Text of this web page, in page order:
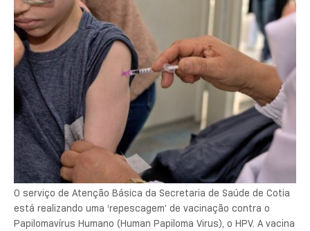
O serviço de Atenção Básica da Secretaria de Saúde de Cotia
está realizando uma ‘repescagem’ de vacinação contra o
Papilomavírus Humano (Human Papiloma Virus), o HPV. A vacina